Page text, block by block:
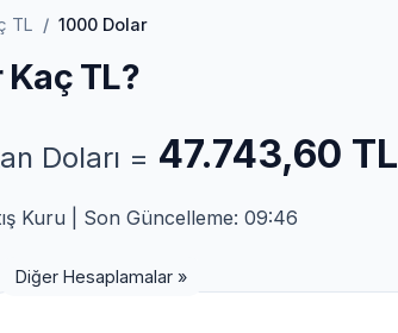
TL 1000 Dolar
Kaç TL?
Doları = 47.743,60 TL
Kuru | Son Güncelleme: 09:46
Diğer Hesaplamalar »